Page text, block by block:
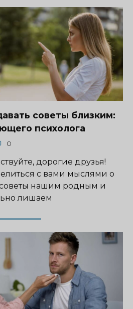
советы близким:
психолога
0
дорогие друзья!
с вами мыслями о
советы нашим родным и
лишаем